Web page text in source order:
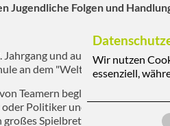
Jugendliche Folgen und
und aus weiteren
an dem "Weltklimaspiel"
Teamern begleitet wurde,
Politiker und mussten jeweils
Spielbrett als
Wir nutzen
essenziell,